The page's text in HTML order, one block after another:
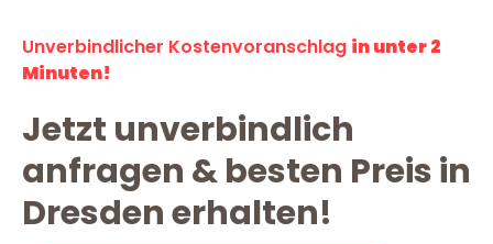
Unverbindlicher Kostenvoranschlag in unter 2
Minuten!
Jetzt unverbindlich
anfragen & besten Preis in
Dresden erhalten!